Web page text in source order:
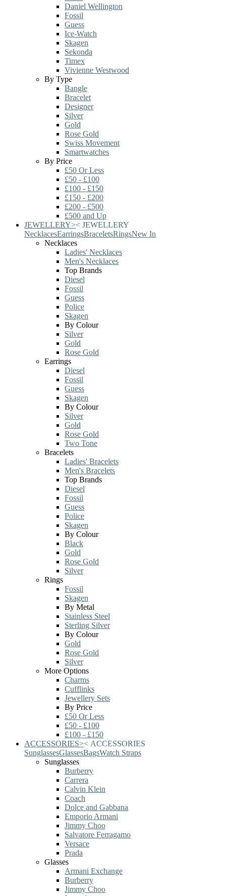
Daniel Wellington
Fossil
Guess
Ice-Watch
Skagen
Sekonda
Timex
Vivienne Westwood
By Type
Bangle
Bracelet
Designer
Silver
Gold
Rose Gold
Swiss Movement
Smartwatches
By Price
£50 Or Less
£50 - £100
£100 - £150
£150 - £200
£200 - £500
£500 and Up
JEWELLERY>< JEWELLERY
NecklacesEarringsBraceletsRingsNew In
Necklaces
Ladies' Necklaces
Men's Necklaces
Top Brands
Diesel
Fossil
Guess
Police
Skagen
By Colour
Silver
Gold
Rose Gold
Earrings
Diesel
Fossil
Guess
Skagen
By Colour
Silver
Gold
Rose Gold
Two Tone
Bracelets
Ladies' Bracelets
Men's Bracelets
Top Brands
Diesel
Fossil
Guess
Police
Skagen
By Colour
Black
Gold
Rose Gold
Silver
Rings
Fossil
Skagen
By Metal
Stainless Steel
Sterling Silver
By Colour
Gold
Rose Gold
Silver
More Options
Charms
Cufflinks
Jewellery Sets
By Price
£50 Or Less
£50 - £100
£100 - £150
ACCESSORIES>< ACCESSORIES
SunglassesGlassesBagsWatch Straps
Sunglasses
Burberry
Carrera
Calvin Klein
Coach
Dolce and Gabbana
Emporio Armani
Jimmy Choo
Salvatore Ferragamo
Versace
Prada
Glasses
Armani Exchange
Burberry
Jimmy Choo